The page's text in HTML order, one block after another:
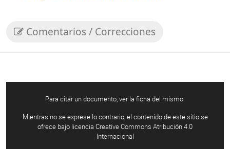
Comentarios / Correcciones
Para citar un documento, ver la ficha del mismo.
Mientras no se exprese lo contrario, el contenido de este sitio se
ofrece bajo licencia Creative Commons Atribución 4.0
Internacional